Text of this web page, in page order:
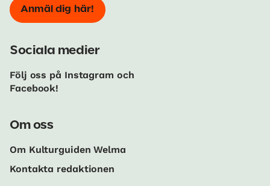
Anmäl dig här!
Sociala medier
Följ oss på Instagram och
Facebook!
Om oss
Om Kulturguiden Welma
Kontakta redaktionen